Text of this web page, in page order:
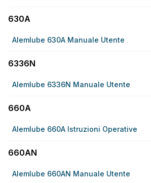
630A
Alemlube 630A Manuale Utente
6336N
Alemlube 6336N Manuale Utente
660A
Alemlube 660A Istruzioni Operative
660AN
Alemlube 660AN Manuale Utente